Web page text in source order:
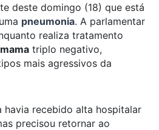
deste domingo (18) que está
pneumonia. A parlamentar
realiza tratamento
triplo negativo,
mais agressivos da
havia recebido alta hospitalar
precisou retornar ao